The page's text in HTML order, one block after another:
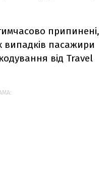
припинені,
випадків пасажири
від Travel